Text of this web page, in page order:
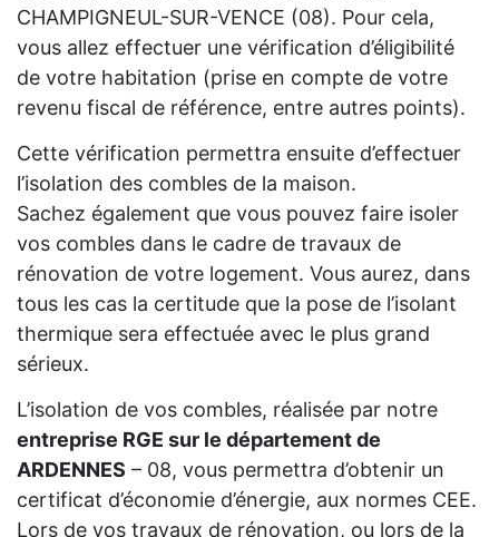
CHAMPIGNEUL-SUR-VENCE (08). Pour cela,
vous allez effectuer une vérification d’éligibilité
de votre habitation (prise en compte de votre
revenu fiscal de référence, entre autres points).
Cette vérification permettra ensuite d’effectuer
l’isolation des combles de la maison.
Sachez également que vous pouvez faire isoler
vos combles dans le cadre de travaux de
rénovation de votre logement. Vous aurez, dans
tous les cas la certitude que la pose de l’isolant
thermique sera effectuée avec le plus grand
sérieux.
L’isolation de vos combles, réalisée par notre
entreprise RGE sur le département de
ARDENNES – 08, vous permettra d’obtenir un
certificat d’économie d’énergie, aux normes CEE.
Lors de vos travaux de rénovation, ou lors de la